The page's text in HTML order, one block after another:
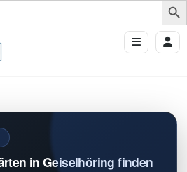
in Geiselhöring finden